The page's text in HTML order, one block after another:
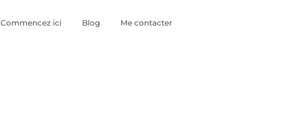
Commencez ici Blog Me contacter